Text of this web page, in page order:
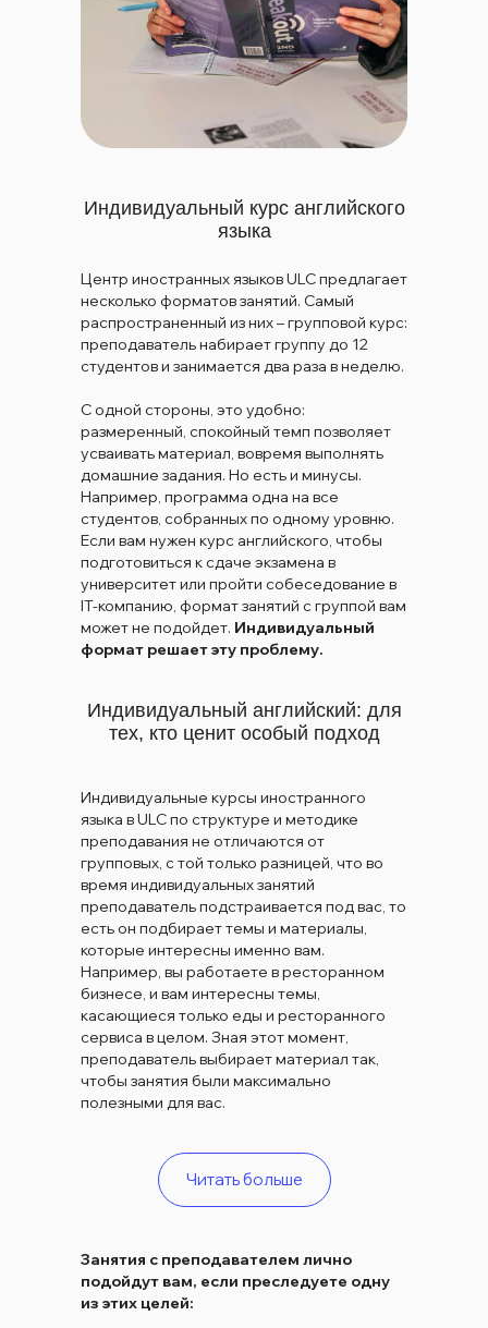
Индивидуальный курс английского
языка
Центр иностранных языков ULC предлагает
несколько форматов занятий. Самый
распространенный из них – групповой курс:
преподаватель набирает группу до 12
студентов и занимается два раза в неделю.
С одной стороны, это удобно:
размеренный, спокойный темп позволяет
усваивать материал, вовремя выполнять
домашние задания. Но есть и минусы.
Например, программа одна на все
студентов, собранных по одному уровню.
Если вам нужен курс английского, чтобы
подготовиться к сдаче экзамена в
университет или пройти собеседование в
IT-компанию, формат занятий с группой вам
может не подойдет. Индивидуальный
формат решает эту проблему.
Индивидуальный английский: для
тех, кто ценит особый подход
Индивидуальные курсы иностранного
языка в ULC по структуре и методике
преподавания не отличаются от
групповых, с той только разницей, что во
время индивидуальных занятий
преподаватель подстраивается под вас, то
есть он подбирает темы и материалы,
которые интересны именно вам.
Например, вы работаете в ресторанном
бизнесе, и вам интересны темы,
касающиеся только еды и ресторанного
сервиса в целом. Зная этот момент,
преподаватель выбирает материал так,
чтобы занятия были максимально
полезными для вас.
Читать больше
Занятия с преподавателем лично
подойдут вам, если преследуете одну
из этих целей: